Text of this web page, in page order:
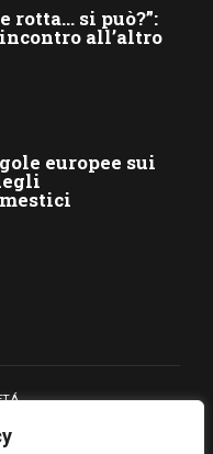
rotta… si può?”:
all’altro
europee sui